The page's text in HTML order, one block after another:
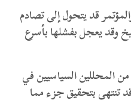
قد يتحول إلى تصادم
وقد يعجل بفشلها بأسرع
المحللين السياسيين في
تنتهي بتحقيق جزء مما